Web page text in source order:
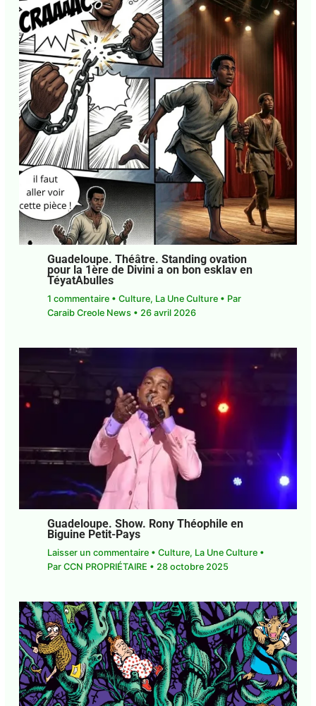
Guadeloupe. Théâtre. Standing ovation
TéyatAbulles
1 commentaire •
Guadeloupe. Show. Rony Théophile en
Biguine Petit-Pays
Laisser un commentaire •Culture,La Une Culture
• ParCCN PROPRIÉTAIRE
E-mail*
J'acceptel'accord de confidentialité